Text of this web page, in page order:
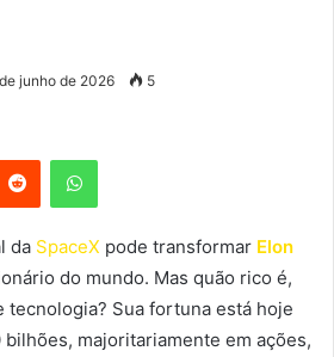
junho de 2026 5
Reddit WhatsApp
da SpaceX pode transformar Elon
do mundo. Mas quão rico é,
tecnologia? Sua fortuna está hoje
majoritariamente em ações,